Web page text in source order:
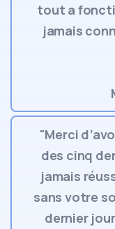
tout a
jamais
"Merci
des cinq
jamais
sans votre
dernier